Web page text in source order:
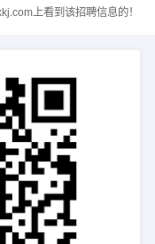
上看到该招聘信息的！